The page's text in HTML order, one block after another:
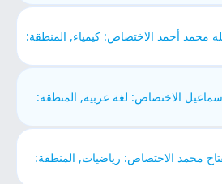
محمد أحمد الاختصاص: كيمياء, المنطقة:
الاختصاص: لغة عربية, المنطقة:
محمد الاختصاص: رياضيات, المنطقة: